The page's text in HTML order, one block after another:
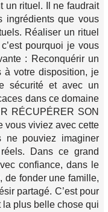
un rituel. Il ne faudrait
ingrédients que vous
Réaliser un rituel
pourquoi je vous
: Reconquérir un
à votre disposition, je
sécurité et avec un
dans ce domaine
RÉCUPÉRER SON
vous viviez avec cette
ne pouviez imaginer
Dans ce grand
confiance, dans le
de fonder une famille,
partagé. C’est pour
la plus belle chose qui